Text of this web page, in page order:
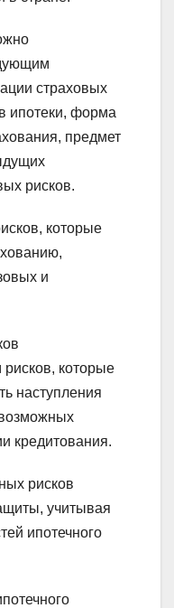
страховых
ипотеки, форма
предмет
рисков.
которые
и
которые
наступления
кредитования.
рисков
учитывая
ипотечного